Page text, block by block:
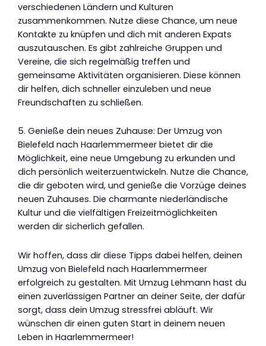
verschiedenen Ländern und Kulturen
zusammenkommen. Nutze diese Chance, um neue
Kontakte zu knüpfen und dich mit anderen Expats
auszutauschen. Es gibt zahlreiche Gruppen und
Vereine, die sich regelmäßig treffen und
gemeinsame Aktivitäten organisieren. Diese können
dir helfen, dich schneller einzuleben und neue
Freundschaften zu schließen.
5. Genieße dein neues Zuhause: Der Umzug von
Bielefeld nach Haarlemmermeer bietet dir die
Möglichkeit, eine neue Umgebung zu erkunden und
dich persönlich weiterzuentwickeln. Nutze die Chance,
die dir geboten wird, und genieße die Vorzüge deines
neuen Zuhauses. Die charmante niederländische
Kultur und die vielfältigen Freizeitmöglichkeiten
werden dir sicherlich gefallen.
Wir hoffen, dass dir diese Tipps dabei helfen, deinen
Umzug von Bielefeld nach Haarlemmermeer
erfolgreich zu gestalten. Mit Umzug Lehmann hast du
einen zuverlässigen Partner an deiner Seite, der dafür
sorgt, dass dein Umzug stressfrei abläuft. Wir
wünschen dir einen guten Start in deinem neuen
Leben in Haarlemmermeer!